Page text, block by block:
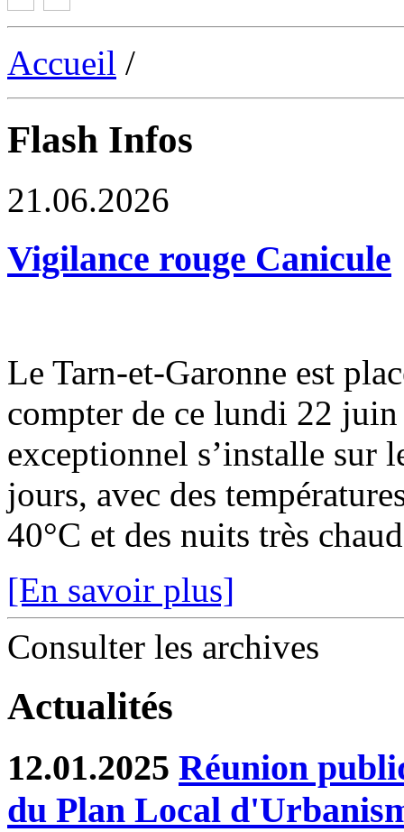
Accueil /
Flash Infos
21.06.2026
Vigilance rouge Canicule
Le Tarn-et-Garonne est
compter de ce lundi 22
exceptionnel s’installe sur
jours, avec des
40°C et des nuits très
[En savoir plus]
Consulter les archives
Actualités
12.01.2025 Réunion
du Plan Local